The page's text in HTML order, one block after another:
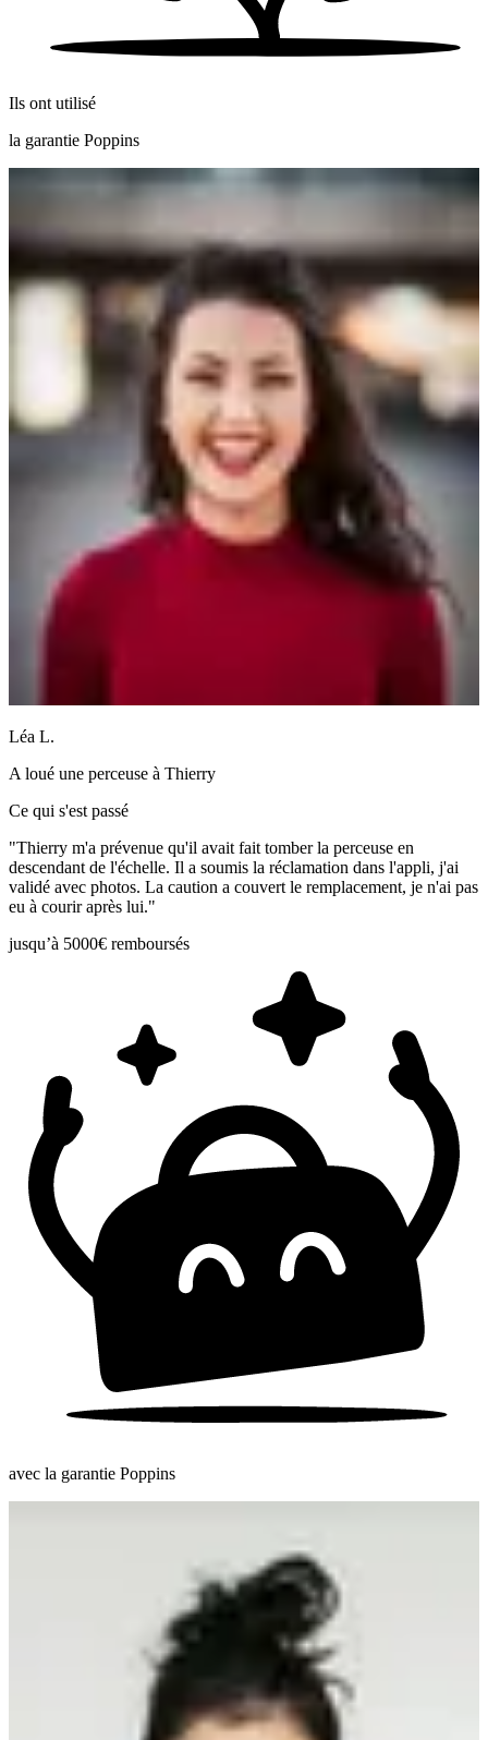
Ils ont utilisé
la garantie Poppins
Léa L.
A loué une perceuse à Thierry
Ce qui s'est passé
"Thierry m'a prévenue qu'il avait fait tomber la perceuse en
descendant de l'échelle. Il a soumis la réclamation dans l'appli, j'ai
validé avec photos. La caution a couvert le remplacement, je n'ai pas
eu à courir après lui."
jusqu’à 5000€ remboursés
avec la garantie Poppins